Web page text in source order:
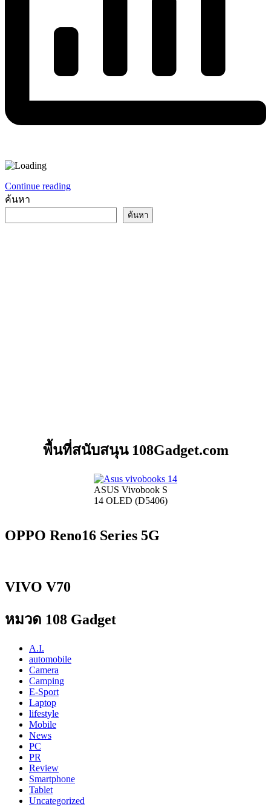
Continue reading
ค้นหา
ค้นหา
พื้นที่สนับสนุน 108Gadget.com
ASUS Vivobook S
14 OLED (D5406)
OPPO Reno16 Series 5G
VIVO V70
หมวด 108 Gadget
A.I.
automobile
Camera
Camping
E-Sport
Laptop
lifestyle
Mobile
News
PC
PR
Review
Smartphone
Tablet
Uncategorized